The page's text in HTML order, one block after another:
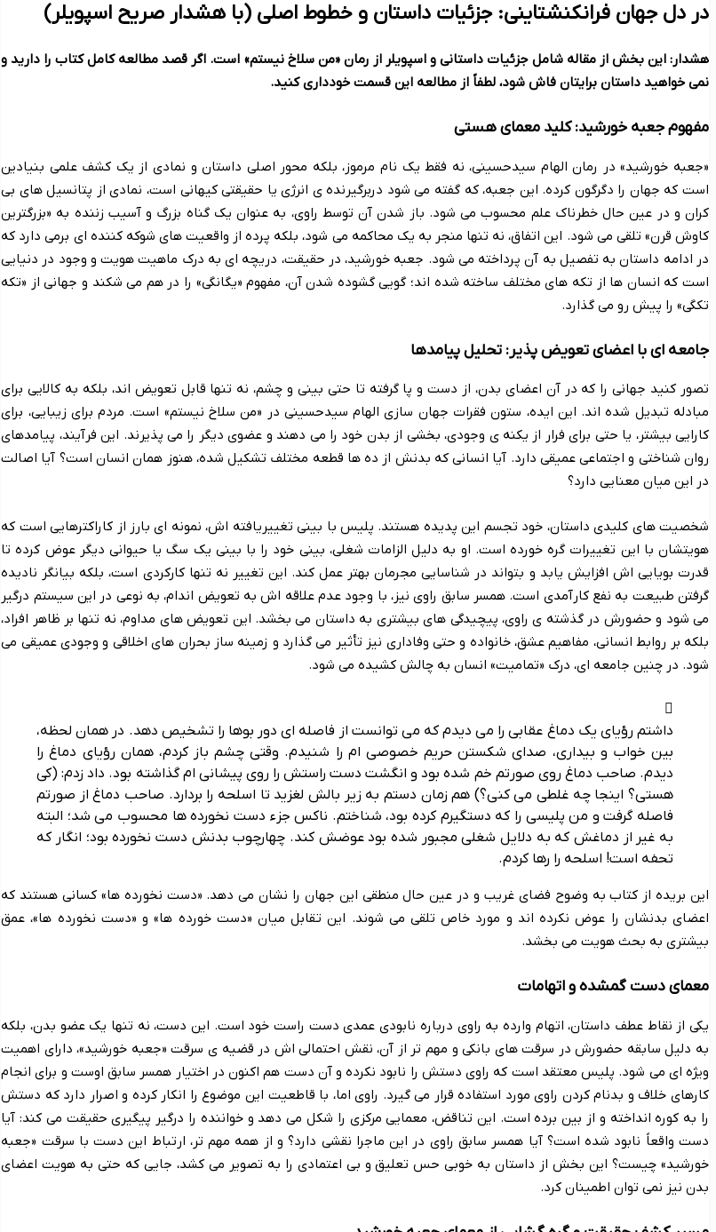
در دل جهان فرانکنشتاینی: جزئیات داستان و خطوط اصلی (با هشدار صریح اسپویلر)
هشدار: این بخش از مقاله شامل جزئیات داستانی و اسپویلر از رمان «من سلاخ نیستم» است. اگر قصد مطالعه کامل کتاب را دارید و
نمی خواهید داستان برایتان فاش شود، لطفاً از مطالعه این قسمت خودداری کنید.
مفهوم جعبه خورشید: کلید معمای هستی
«جعبه خورشید» در رمان الهام سیدحسینی، نه فقط یک نام مرموز، بلکه محور اصلی داستان و نمادی از یک کشف علمی بنیادین
است که جهان را دگرگون کرده. این جعبه، که گفته می شود دربرگیرنده ی انرژی یا حقیقتی کیهانی است، نمادی از پتانسیل های بی
کران و در عین حال خطرناک علم محسوب می شود. باز شدن آن توسط راوی، به عنوان یک گناه بزرگ و آسیب زننده به «بزرگترین
کاوش قرن» تلقی می شود. این اتفاق، نه تنها منجر به یک محاکمه می شود، بلکه پرده از واقعیت های شوکه کننده ای برمی دارد که
در ادامه داستان به تفصیل به آن پرداخته می شود. جعبه خورشید، در حقیقت، دریچه ای به درک ماهیت هویت و وجود در دنیایی
است که انسان ها از تکه های مختلف ساخته شده اند؛ گویی گشوده شدن آن، مفهوم «یگانگی» را در هم می شکند و جهانی از «تکه
تکگی» را پیش رو می گذارد.
جامعه ای با اعضای تعویض پذیر: تحلیل پیامدها
تصور کنید جهانی را که در آن اعضای بدن، از دست و پا گرفته تا حتی بینی و چشم، نه تنها قابل تعویض اند، بلکه به کالایی برای
مبادله تبدیل شده اند. این ایده، ستون فقرات جهان سازی الهام سیدحسینی در «من سلاخ نیستم» است. مردم برای زیبایی، برای
کارایی بیشتر، یا حتی برای فرار از یکنه ی وجودی، بخشی از بدن خود را می دهند و عضوی دیگر را می پذیرند. این فرآیند، پیامدهای
روان شناختی و اجتماعی عمیقی دارد. آیا انسانی که بدنش از ده ها قطعه مختلف تشکیل شده، هنوز همان انسان است؟ آیا اصالت
در این میان معنایی دارد؟
شخصیت های کلیدی داستان، خود تجسم این پدیده هستند. پلیس با بینی تغییریافته اش، نمونه ای بارز از کاراکترهایی است که
هویتشان با این تغییرات گره خورده است. او به دلیل الزامات شغلی، بینی خود را با بینی یک سگ یا حیوانی دیگر عوض کرده تا
قدرت بویایی اش افزایش یابد و بتواند در شناسایی مجرمان بهتر عمل کند. این تغییر نه تنها کارکردی است، بلکه بیانگر نادیده
گرفتن طبیعت به نفع کارآمدی است. همسر سابق راوی نیز، با وجود عدم علاقه اش به تعویض اندام، به نوعی در این سیستم درگیر
می شود و حضورش در گذشته ی راوی، پیچیدگی های بیشتری به داستان می بخشد. این تعویض های مداوم، نه تنها بر ظاهر افراد،
بلکه بر روابط انسانی، مفاهیم عشق، خانواده و حتی وفاداری نیز تأثیر می گذارد و زمینه ساز بحران های اخلاقی و وجودی عمیقی می
شود. در چنین جامعه ای، درک «تمامیت» انسان به چالش کشیده می شود.
داشتم رؤیای یک دماغ عقابی را می دیدم که می توانست از فاصله ای دور بوها را تشخیص دهد. در همان لحظه،
بین خواب و بیداری، صدای شکستن حریم خصوصی ام را شنیدم. وقتی چشم باز کردم، همان رؤیای دماغ را
دیدم. صاحب دماغ روی صورتم خم شده بود و انگشت دست راستش را روی پیشانی ام گذاشته بود. داد زدم: (کی
هستی؟ اینجا چه غلطی می کنی؟) هم زمان دستم به زیر بالش لغزید تا اسلحه را بردارد. صاحب دماغ از صورتم
فاصله گرفت و من پلیسی را که دستگیرم کرده بود، شناختم. ناکس جزء دست نخورده ها محسوب می شد؛ البته
به غیر از دماغش که به دلایل شغلی مجبور شده بود عوضش کند. چهارچوب بدنش دست نخورده بود؛ انگار که
تحفه است! اسلحه را رها کردم.
این بریده از کتاب به وضوح فضای غریب و در عین حال منطقی این جهان را نشان می دهد. «دست نخورده ها» کسانی هستند که
اعضای بدنشان را عوض نکرده اند و مورد خاص تلقی می شوند. این تقابل میان «دست خورده ها» و «دست نخورده ها»، عمق
بیشتری به بحث هویت می بخشد.
معمای دست گمشده و اتهامات
یکی از نقاط عطف داستان، اتهام وارده به راوی درباره نابودی عمدی دست راست خود است. این دست، نه تنها یک عضو بدن، بلکه
به دلیل سابقه حضورش در سرقت های بانکی و مهم تر از آن، نقش احتمالی اش در قضیه ی سرقت «جعبه خورشید»، دارای اهمیت
ویژه ای می شود. پلیس معتقد است که راوی دستش را نابود نکرده و آن دست هم اکنون در اختیار همسر سابق اوست و برای انجام
کارهای خلاف و بدنام کردن راوی مورد استفاده قرار می گیرد. راوی اما، با قاطعیت این موضوع را انکار کرده و اصرار دارد که دستش
را به کوره انداخته و از بین برده است. این تناقض، معمایی مرکزی را شکل می دهد و خواننده را درگیر پیگیری حقیقت می کند: آیا
دست واقعاً نابود شده است؟ آیا همسر سابق راوی در این ماجرا نقشی دارد؟ و از همه مهم تر، ارتباط این دست با سرقت «جعبه
خورشید» چیست؟ این بخش از داستان به خوبی حس تعلیق و بی اعتمادی را به تصویر می کشد، جایی که حتی به هویت اعضای
بدن نیز نمی توان اطمینان کرد.